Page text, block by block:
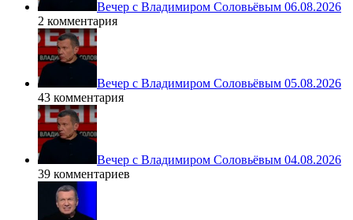
Вечер с Владимиром Соловьёвым 06.08.2026
2 комментария
Вечер с Владимиром Соловьёвым 05.08.2026
43 комментария
Вечер с Владимиром Соловьёвым 04.08.2026
39 комментариев